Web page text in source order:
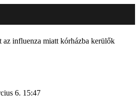
az influenza miatt kórházba kerülők
6. 15:47